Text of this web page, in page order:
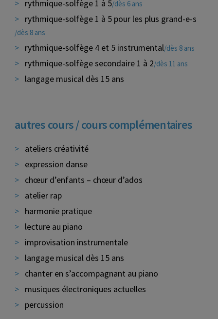
rythmique-solfège 1 à 5/dès 6 ans
rythmique-solfège 1 à 5 pour les plus grand-e-s
/dès 8 ans
rythmique-solfège 4 et 5 instrumental/dès 8 ans
rythmique-solfège secondaire 1 à 2/dès 11 ans
langage musical dès 15 ans
autres cours / cours complémentaires
ateliers créativité
expression danse
chœur d’enfants – chœur d’ados
atelier rap
harmonie pratique
lecture au piano
improvisation instrumentale
langage musical dès 15 ans
chanter en s’accompagnant au piano
musiques électroniques actuelles
percussion